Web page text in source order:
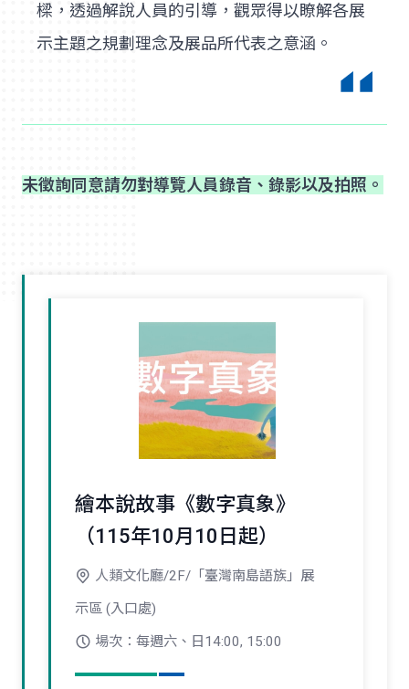
樑，透過解說人員的引導，觀眾得以瞭解各展
示主題之規劃理念及展品所代表之意涵。
未徵詢同意請勿對導覽人員錄音、錄影以及拍照。
繪本說故事《數字真象》
（115年10月10日起）
人類文化廳/2F/「臺灣南島語族」展
示區 (入口處)
場次：每週六、日14:00, 15:00